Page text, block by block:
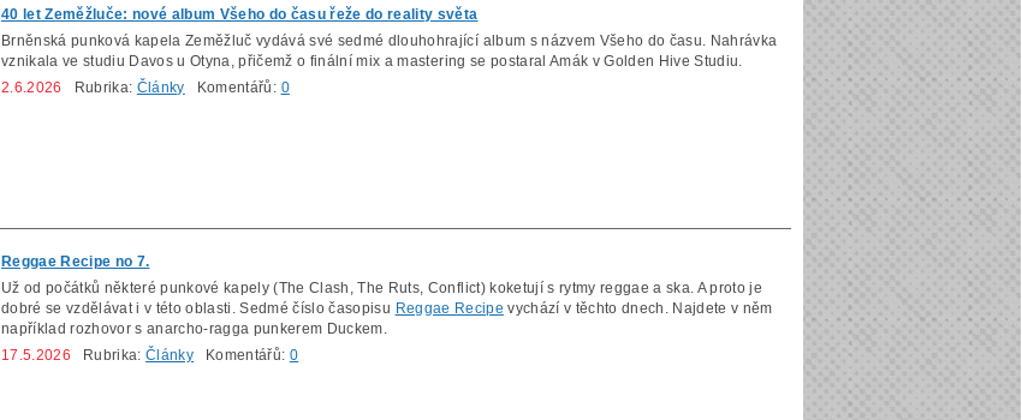
40 let Zeměžluče: nové album Všeho do času řeže do reality světa
Brněnská punková kapela Zeměžluč vydává své sedmé dlouhohrající album s názvem Všeho do času. Nahrávka
vznikala ve studiu Davos u Otyna, přičemž o finální mix a mastering se postaral Amák v Golden Hive Studiu.
2.6.2026
Rubrika: Články Komentářů: 0
Reggae Recipe no 7.
Už od počátků některé punkové kapely (The Clash, The Ruts, Conflict) koketují s rytmy reggae a ska. A proto je
dobré se vzdělávat i v této oblasti. Sedmé číslo časopisu Reggae Recipe vychází v těchto dnech. Najdete v něm
například rozhovor s anarcho-ragga punkerem Duckem.
17.5.2026 Rubrika:Články Komentářů: 0